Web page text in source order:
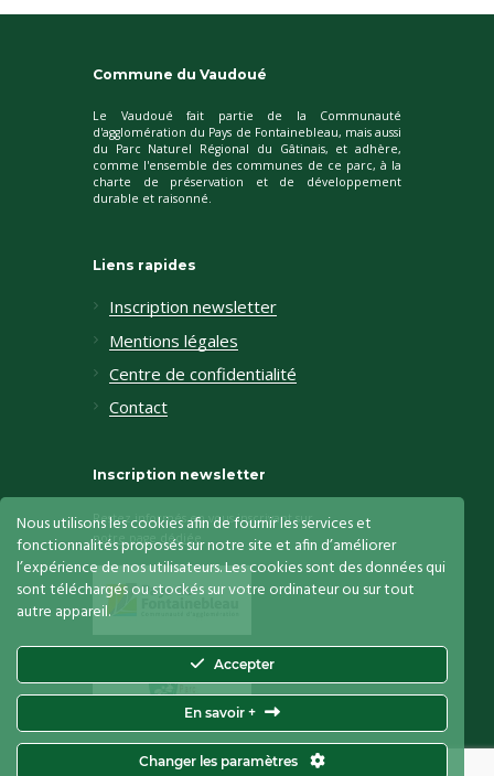
Commune du Vaudoué
Le Vaudoué fait partie de la Communauté
d'agglomération du Pays de Fontainebleau, mais aussi
du Parc Naturel Régional du Gâtinais, et adhère,
comme l'ensemble des communes de ce parc, à la
charte de préservation et de développement
durable et raisonné.
Liens rapides
Inscription newsletter
Mentions légales
Centre de confidentialité
Contact
Inscription newsletter
Restez informés en vous inscrivant sur
notre page dédiée
Le Vaudoué© 2026. Tous droits réservés.
Nous utilisons les cookies afin de fournir les services et
fonctionnalités proposés sur notre site et afin d’améliorer
l’expérience de nos utilisateurs. Les cookies sont des données qui
sont téléchargés ou stockés sur votre ordinateur ou sur tout
autre appareil.
Accepter
En savoir +
Changer les paramètres